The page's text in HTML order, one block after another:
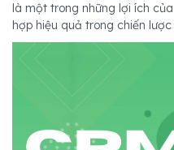
là một trong những lợi ích
hợp hiệu quả trong chiến